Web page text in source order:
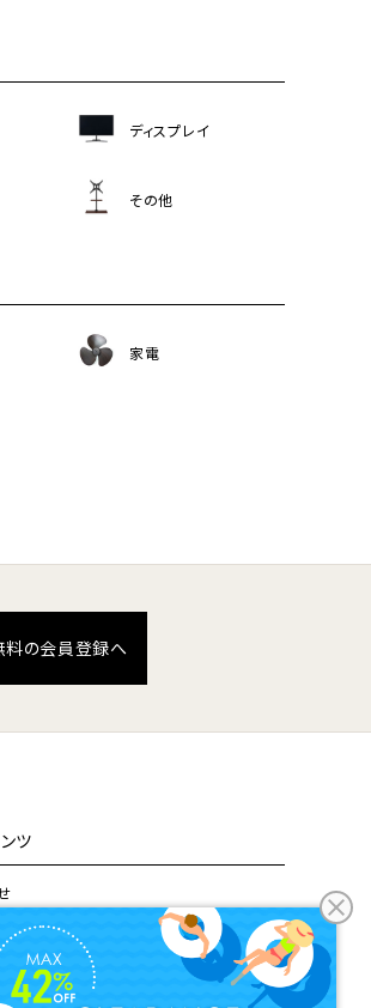
ディスプレイ
その他
家電
料の会員登録へ
ツ
掲載情報
ャンネル
ドウシシャ公式サイト